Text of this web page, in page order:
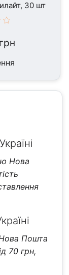
30 шт
грн
Нова
Пошта
70 грн,